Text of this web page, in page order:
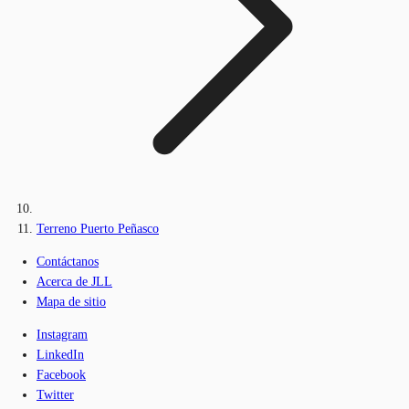
Terreno Puerto Peñasco
Contáctanos
Acerca de JLL
Mapa de sitio
Instagram
LinkedIn
Facebook
Twitter